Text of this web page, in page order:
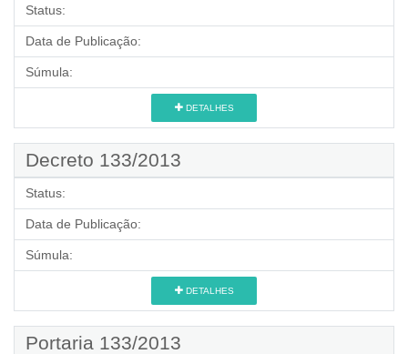
Status:
Data de Publicação:
Súmula:
DETALHES
Decreto 133/2013
Status:
Data de Publicação:
Súmula:
DETALHES
Portaria 133/2013